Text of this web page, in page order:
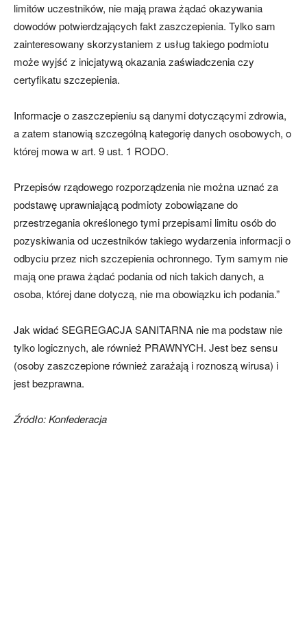
limitów uczestników, nie mają prawa żądać okazywania
dowodów potwierdzających fakt zaszczepienia. Tylko sam
zainteresowany skorzystaniem z usług takiego podmiotu
może wyjść z inicjatywą okazania zaświadczenia czy
certyfikatu szczepienia.
Informacje o zaszczepieniu są danymi dotyczącymi zdrowia,
a zatem stanowią szczególną kategorię danych osobowych, o
której mowa w art. 9 ust. 1 RODO.
Przepisów rządowego rozporządzenia nie można uznać za
podstawę uprawniającą podmioty zobowiązane do
przestrzegania określonego tymi przepisami limitu osób do
pozyskiwania od uczestników takiego wydarzenia informacji o
odbyciu przez nich szczepienia ochronnego. Tym samym nie
mają one prawa żądać podania od nich takich danych, a
osoba, której dane dotyczą, nie ma obowiązku ich podania.”
Jak widać SEGREGACJA SANITARNA nie ma podstaw nie
tylko logicznych, ale również PRAWNYCH. Jest bez sensu
(osoby zaszczepione również zarażają i roznoszą wirusa) i
jest bezprawna.
Źródło: Konfederacja